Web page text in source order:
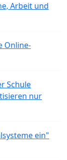
Arbeit und
Online-
Schule
nur
ein"